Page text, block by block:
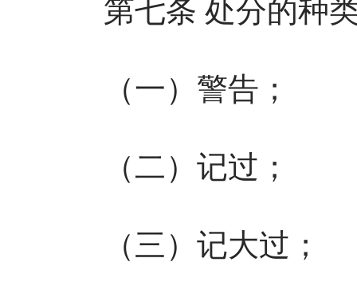
第七条 处分的种
（一）警告；
（二）记过；
（三）记大过；